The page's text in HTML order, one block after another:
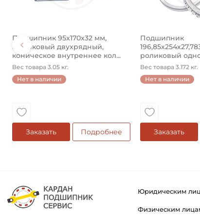
Подшипник 95х170х32 мм,
шариковый двухрядный,
коническое внутреннее кол...
Вес товара 3.05 кг.
Нет в наличии
Заказать Подробнее
Подшипник
роликовый
конический ...
Вес товара 3.172 кг.
Нет в наличии
Заказать
Юридическим
Физическим